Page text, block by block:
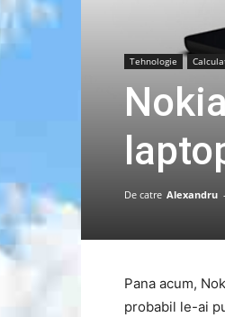
Tehnologie
De catre Alexandru -
Pana acum,
probabil le-ai